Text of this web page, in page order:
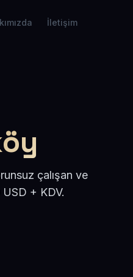
İletişim
çalışan ve
USD + KDV.